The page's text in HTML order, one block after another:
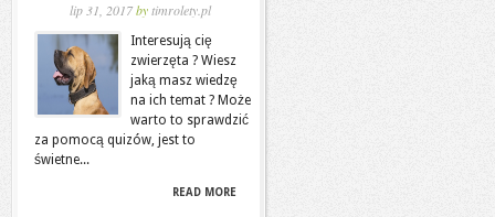
lip 31, 2017bytimrolety.pl
Interesują cię
zwierzęta ? Wiesz
jaką masz wiedzę
na ich temat ? Może
warto to sprawdzić
za pomocą quizów, jest to
świetne...
READ MORE